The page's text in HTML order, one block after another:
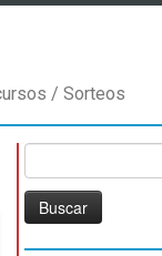
/ Sorteos